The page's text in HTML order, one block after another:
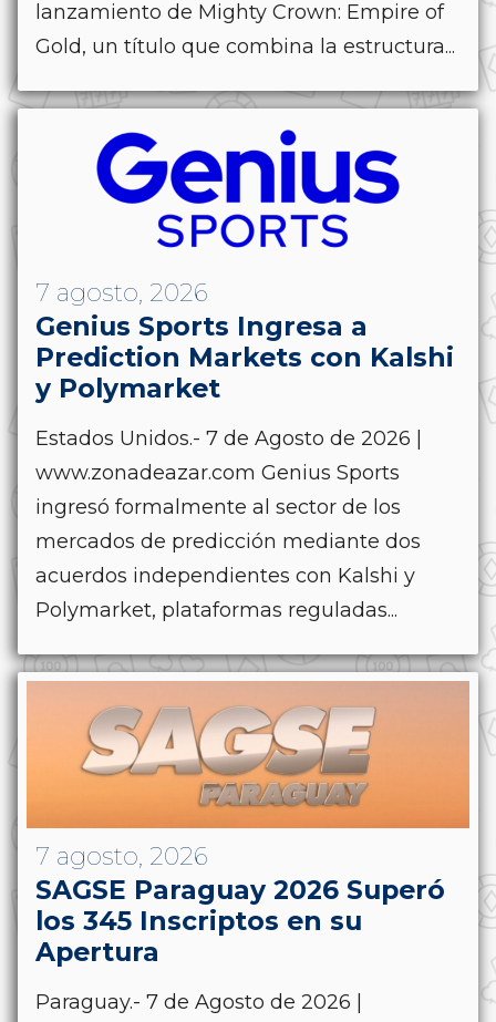
lanzamiento de Mighty Crown: Empire of
Gold, un título que combina la estructura...
7 agosto, 2026
Genius Sports Ingresa a
Prediction Markets con Kalshi
y Polymarket
Estados Unidos.- 7 de Agosto de 2026 |
www.zonadeazar.com Genius Sports
ingresó formalmente al sector de los
mercados de predicción mediante dos
acuerdos independientes con Kalshi y
Polymarket, plataformas reguladas...
7 agosto, 2026
SAGSE Paraguay 2026 Superó
los 345 Inscriptos en su
Apertura
Paraguay.- 7 de Agosto de 2026 |